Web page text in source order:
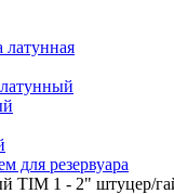
латунная
для резервуара
TIM 1 - 2" штуцер/